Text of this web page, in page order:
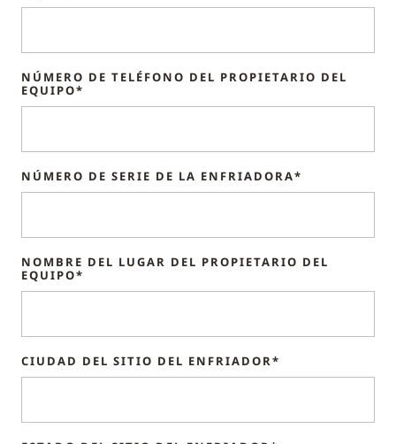
NÚMERO DE TELÉFONO DEL PROPIETARIO DEL
EQUIPO*
NÚMERO DE SERIE DE LA ENFRIADORA*
NOMBRE DEL LUGAR DEL PROPIETARIO DEL
EQUIPO*
CIUDAD DEL SITIO DEL ENFRIADOR*